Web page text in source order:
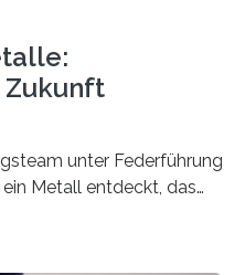
Zukunft
unter Federführung
Metall entdeckt, das
sogenannte zweite